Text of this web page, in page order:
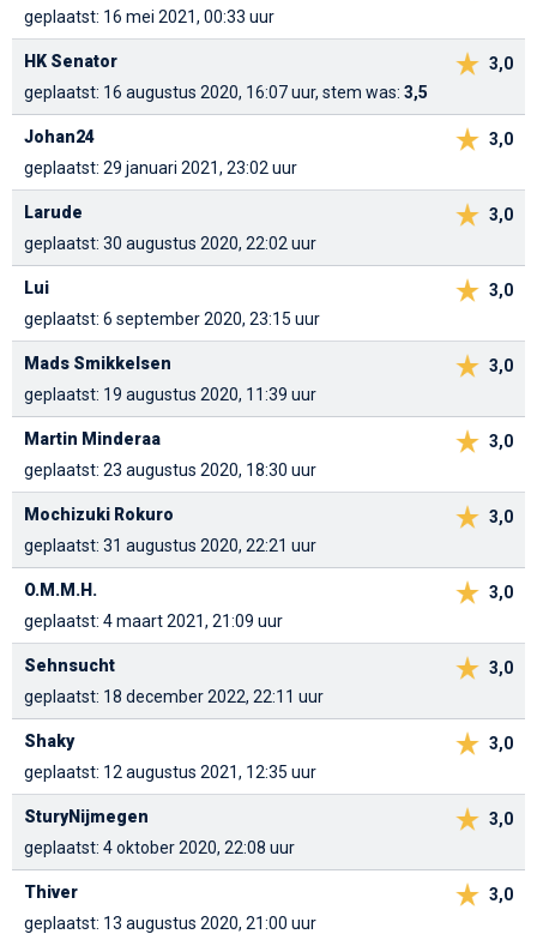
geplaatst: 16 mei 2021, 00:33 uur
3,0
HK Senator
geplaatst: 16 augustus 2020, 16:07 uur, stem was: 3,5
3,0
Johan24
geplaatst: 29 januari 2021, 23:02 uur
3,0
Larude
geplaatst: 30 augustus 2020, 22:02 uur
3,0
Lui
geplaatst: 6 september 2020, 23:15 uur
3,0
Mads Smikkelsen
geplaatst: 19 augustus 2020, 11:39 uur
3,0
Martin Minderaa
geplaatst: 23 augustus 2020, 18:30 uur
3,0
Mochizuki Rokuro
geplaatst: 31 augustus 2020, 22:21 uur
3,0
O.M.M.H.
geplaatst: 4 maart 2021, 21:09 uur
3,0
Sehnsucht
geplaatst: 18 december 2022, 22:11 uur
3,0
Shaky
geplaatst: 12 augustus 2021, 12:35 uur
3,0
SturyNijmegen
geplaatst: 4 oktober 2020, 22:08 uur
3,0
Thiver
geplaatst: 13 augustus 2020, 21:00 uur